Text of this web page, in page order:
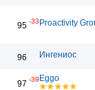
95 -33 Proactivity
96 Ингениос
97 -39 Eggo